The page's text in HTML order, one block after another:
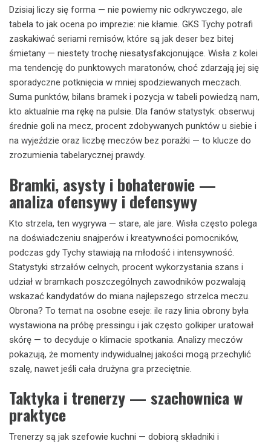
Dzisiaj liczy się forma — nie powiemy nic odkrywczego, ale
tabela to jak ocena po imprezie: nie kłamie. GKS Tychy potrafi
zaskakiwać seriami remisów, które są jak deser bez bitej
śmietany — niestety trochę niesatysfakcjonujące. Wisła z kolei
ma tendencję do punktowych maratonów, choć zdarzają jej się
sporadyczne potknięcia w mniej spodziewanych meczach.
Suma punktów, bilans bramek i pozycja w tabeli powiedzą nam,
kto aktualnie ma rękę na pulsie. Dla fanów statystyk: obserwuj
średnie goli na mecz, procent zdobywanych punktów u siebie i
na wyjeździe oraz liczbę meczów bez porażki — to klucze do
zrozumienia tabelarycznej prawdy.
Bramki, asysty i bohaterowie —
analiza ofensywy i defensywy
Kto strzela, ten wygrywa — stare, ale jare. Wisła często polega
na doświadczeniu snajperów i kreatywności pomocników,
podczas gdy Tychy stawiają na młodość i intensywność.
Statystyki strzałów celnych, procent wykorzystania szans i
udział w bramkach poszczególnych zawodników pozwalają
wskazać kandydatów do miana najlepszego strzelca meczu.
Obrona? To temat na osobne eseje: ile razy linia obrony była
wystawiona na próbę pressingu i jak często golkiper uratował
skórę — to decyduje o klimacie spotkania. Analizy meczów
pokazują, że momenty indywidualnej jakości mogą przechylić
szalę, nawet jeśli cała drużyna gra przeciętnie.
Taktyka i trenerzy — szachownica w
praktyce
Trenerzy są jak szefowie kuchni — dobiorą składniki i